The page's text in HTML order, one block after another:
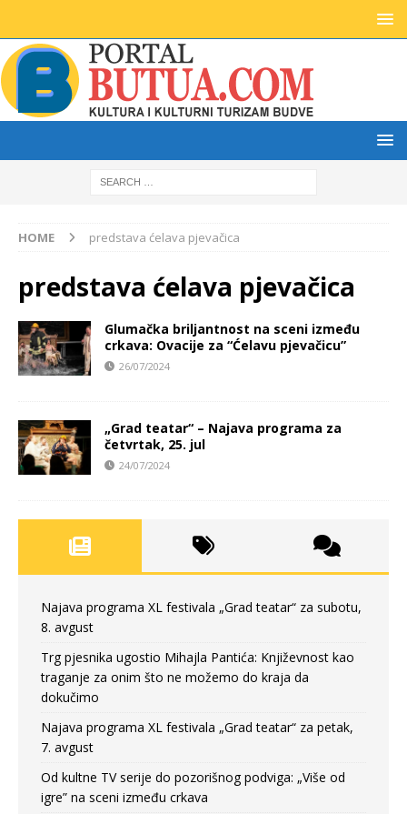
HOME predstava ćelava pjevačica
predstava ćelava pjevačica
Glumačka briljantnost na sceni između
crkava: Ovacije za “Ćelavu pjevačicu”
26/07/2024
„Grad teatar“ – Najava programa za
četvrtak, 25. jul
24/07/2024
Najava programa XL festivala „Grad teatar“ za subotu,
8. avgust
Trg pjesnika ugostio Mihajla Pantića: Književnost kao
traganje za onim što ne možemo do kraja da
dokučimo
Najava programa XL festivala „Grad teatar“ za petak,
7. avgust
Od kultne TV serije do pozorišnog podviga: „Više od
igre” na sceni između crkava